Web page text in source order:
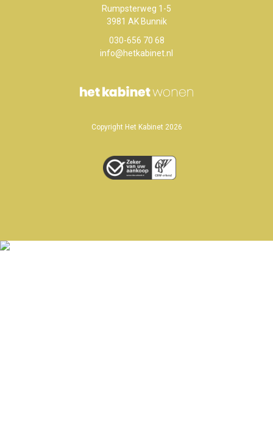
Rumpsterweg 1-5
3981 AK Bunnik
030-656 70 68
info@hetkabinet.nl
Copyright Het Kabinet 2026